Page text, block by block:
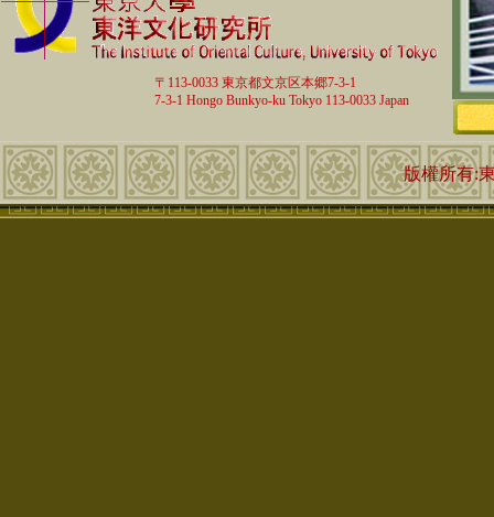
〒113-0033 東京都文京区本郷7-3-1
7-3-1 Hongo Bunkyo-ku Tokyo 113-0033 Japan
版權所有: